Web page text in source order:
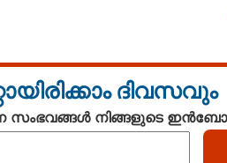
ദിവസവും
സംഭവങ്ങൾ നിങ്ങളുടെ